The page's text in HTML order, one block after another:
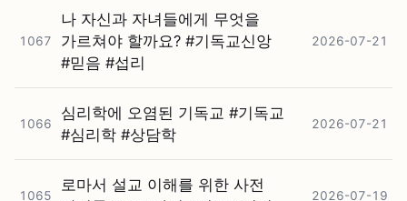
1067
나 자신과 자녀들에게 무엇을
가르쳐야 할까요? #⁠기독교신앙
#⁠믿음 #⁠섭리
2026-07-21
1066
심리학에 오염된 기독교 #⁠기독교
#⁠심리학 #⁠상담학
2026-07-21
1065
로마서 설교 이해를 위한 사전
2026-07-19